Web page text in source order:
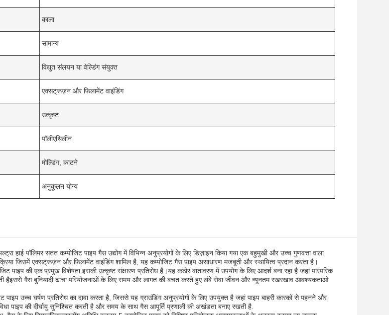
काला
सामान्य
विद्युत संलयन या वेल्डिंग संयुक्त
एक्सट्रूज़न और फिलामेंट वाइंडिंग
उत्कृष्ट
पॉलीएथिलीन
मोल्डिंग, काटने
अनुकूलन योग्य
हाई पॉलिमर सतत कम्पोजिट पाइप गैस उद्योग में विभिन्न अनुप्रयोगों के लिए डिज़ाइन किया गया एक बहुमुखी और उच्च गुणवत्ता वाला
जिसमें एक्सट्रूज़न और फिलामेंट वाइंडिंग शामिल है, यह कम्पोजिट गैस पाइप असाधारण मजबूती और स्थायित्व प्रदान करता है।
पाइप की एक प्रमुख विशेषता इसकी उत्कृष्ट संक्षारण प्रतिरोध है।यह कठोर वातावरण में उपयोग के लिए आदर्श बना रहा है जहां पारंपरिक
हैइससे गैस बुनियादी ढांचा परियोजनाओं के लिए समय और लागत की बचत करते हुए लंबे सेवा जीवन और न्यूनतम रखरखाव आवश्यकताओं
उच्च घर्षण प्रतिरोध का दावा करता है, जिससे यह ग्राउंडिंग अनुप्रयोगों के लिए उपयुक्त है जहां पाइप बाहरी कारकों से पहनने और
पाइप की दीर्घायु सुनिश्चित करती है और समय के साथ गैस आपूर्ति प्रणाली की अखंडता बनाए रखती है.